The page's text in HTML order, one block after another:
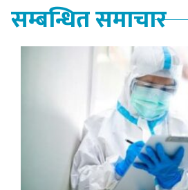
सम्बन्धित समाचार